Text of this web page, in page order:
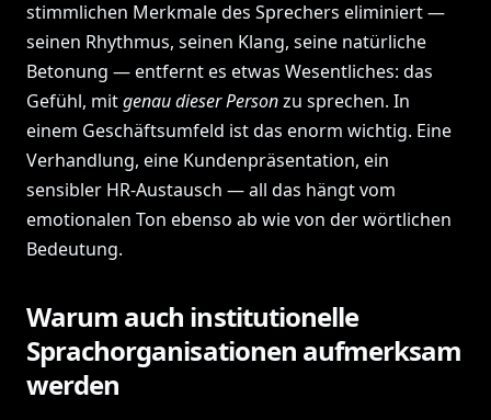
stimmlichen Merkmale des Sprechers eliminiert —
seinen Rhythmus, seinen Klang, seine natürliche
Betonung — entfernt es etwas Wesentliches: das
Gefühl, mitgenau dieser Personzu sprechen. In
einem Geschäftsumfeld ist das enorm wichtig. Eine
Verhandlung, eine Kundenpräsentation, ein
sensibler HR-Austausch — all das hängt vom
emotionalen Ton ebenso ab wie von der wörtlichen
Bedeutung.
Warum auch institutionelle
Sprachorganisationen aufmerksam
werden